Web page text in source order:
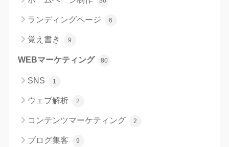
ランディングページ 6
覚え書き 9
WEBマーケティング 80
SNS 1
ウェブ解析 2
コンテンツマーケティング 2
ブログ集客 9